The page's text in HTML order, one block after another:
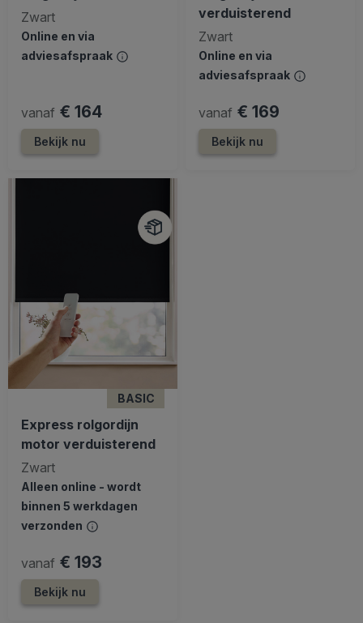
Zwart
Online en via
adviesafspraak
vanaf € 164
Bekijk nu
verduisterend
Zwart
Online en via
adviesafspraak
vanaf € 169
Bekijk nu
BASIC
Express rolgordijn
motor verduisterend
Zwart
Alleen online - wordt
binnen 5 werkdagen
verzonden
vanaf € 193
Bekijk nu